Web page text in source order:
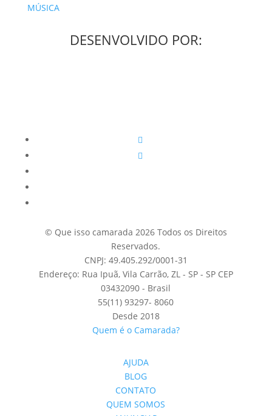
MÚSICA
DESENVOLVIDO POR:
© Que isso camarada 2026 Todos os Direitos
Reservados.
CNPJ: 49.405.292/0001-31
Endereço: Rua Ipuã, Vila Carrão, ZL - SP - SP CEP
03432090 - Brasil
55(11) 93297- 8060
Desde 2018
Quem é o Camarada?
AJUDA
BLOG
CONTATO
QUEM SOMOS